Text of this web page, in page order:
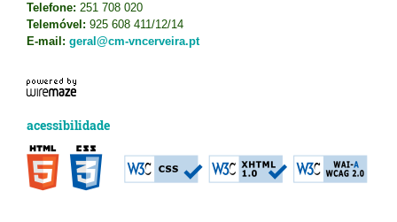
Telefone: 251 708 020
Telemóvel: 925 608 411/12/14
E-mail: geral@cm-vncerveira.pt
acessibilidade